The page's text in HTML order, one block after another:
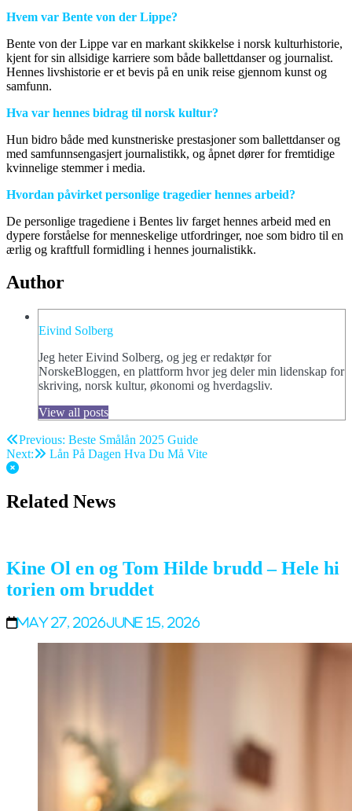
Hvem var Bente von der Lippe?
Bente von der Lippe var en markant skikkelse i norsk kulturhistorie,
kjent for sin allsidige karriere som både ballettdanser og journalist.
Hennes livshistorie er et bevis på en unik reise gjennom kunst og
samfunn.
Hva var hennes bidrag til norsk kultur?
Hun bidro både med kunstneriske prestasjoner som ballettdanser og
med samfunnsengasjert journalistikk, og åpnet dører for fremtidige
kvinnelige stemmer i media.
Hvordan påvirket personlige tragedier hennes arbeid?
De personlige tragediene i Bentes liv farget hennes arbeid med en
dypere forståelse for menneskelige utfordringer, noe som bidro til en
ærlig og kraftfull formidling i hennes journalistikk.
Author
Eivind Solberg
Jeg heter Eivind Solberg, og jeg er redaktør for
NorskeBloggen, en plattform hvor jeg deler min lidenskap for
skriving, norsk kultur, økonomi og hverdagsliv.
View all posts
Post
navigation
Previous: Beste Smålån 2025 Guide
Next:
Lån På Dagen Hva Du Må Vite
Related News
Kine Ol en og Tom Hilde brudd – Hele hi
torien om bruddet
May 27, 2026June 15, 2026